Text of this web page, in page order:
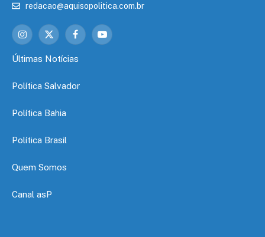
redacao@aquisopolitica.com.br
Instagram
X
FacebookYouTube
Últimas Notícias
Política Salvador
Política Bahia
Política Brasil
Quem Somos
Canal asP